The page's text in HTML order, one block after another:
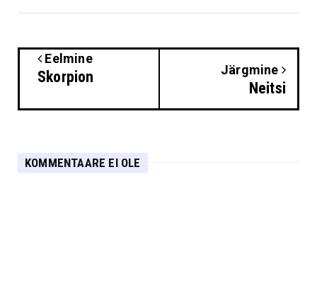
Eelmine
Skorpion Järgmine
Neitsi
KOMMENTAARE EI OLE